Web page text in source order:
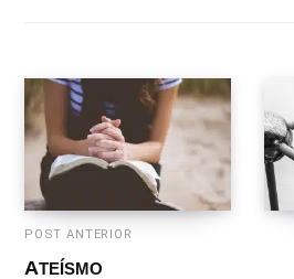
POST ANTERIOR
ATEÍSMO